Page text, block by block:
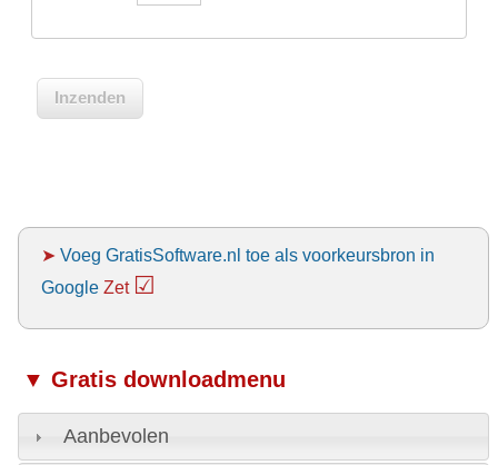
➤ Voeg GratisSoftware.nl toe als voorkeursbron in
Google Zet ☑
▼ Gratis downloadmenu
Aanbevolen